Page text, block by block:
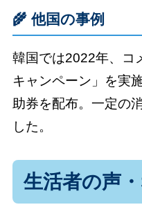
🌾 他国の事例
韓国では2022年、コ
キャンペーン」を実
助券を配布。一定の
した。
生活者の声